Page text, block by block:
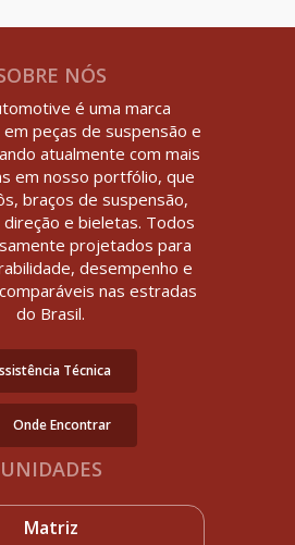
NÓS
é uma marca
peças de suspensão e
atualmente com mais
em nosso portfólio, que
braços de suspensão,
e bieletas. Todos
projetados para
desempenho e
nas estradas
do Brasil.
Técnica
Onde Encontrar
UNIDADES
Matriz